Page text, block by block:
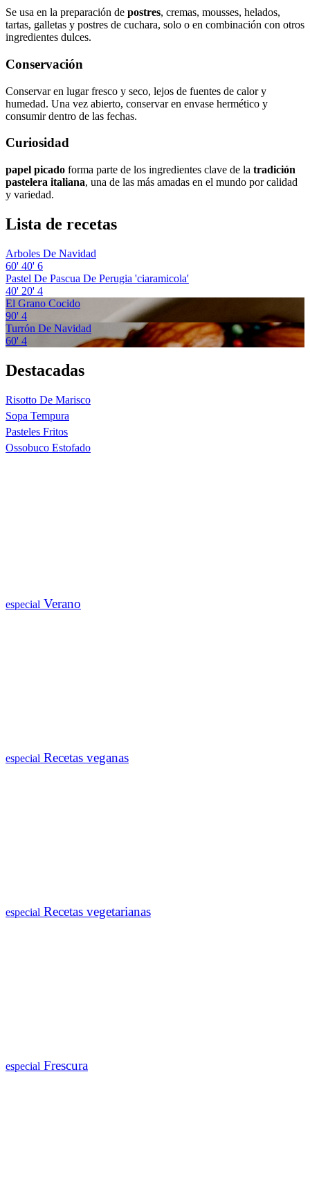
Se usa en la preparación de postres, cremas, mousses, helados,
tartas, galletas y postres de cuchara, solo o en combinación con otros
ingredientes dulces.
Conservación
Conservar en lugar fresco y seco, lejos de fuentes de calor y
humedad. Una vez abierto, conservar en envase hermético y
consumir dentro de las fechas.
Curiosidad
papel picado forma parte de los ingredientes clave de la tradición
pastelera italiana, una de las más amadas en el mundo por calidad
y variedad.
Lista de recetas
Arboles De Navidad
60' 40' 6
Pastel De Pascua De Perugia 'ciaramicola'
40' 20' 4
El Grano Cocido
90' 4
Turrón De Navidad
60' 4
Destacadas
Risotto De Marisco
Sopa Tempura
Pasteles Fritos
Ossobuco Estofado
especial Verano
especial Recetas veganas
especial Recetas vegetarianas
especial Frescura